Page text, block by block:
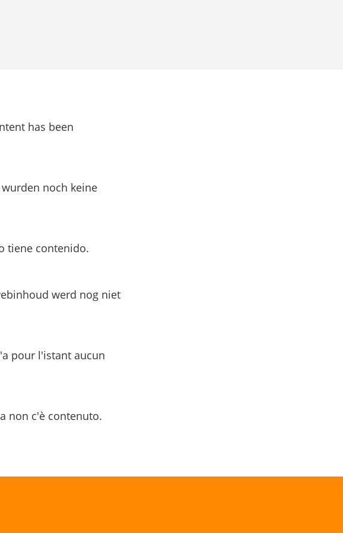
has been
noch keine
tiene contenido.
werd nog niet
pour l'istant aucun
non c'è contenuto.